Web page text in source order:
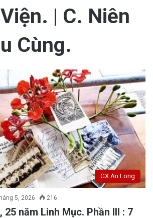
| C. Niên
Cùng.
GX An Long
5, 2026 216
25 năm Linh Mục. Phần III : 7